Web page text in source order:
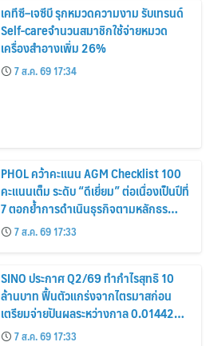
เคทีซี–เจซีบี รุกหมวดความงาม รับเทรนด์
Self-careจำนวนสมาชิกใช้จ่ายหมวด
เครื่องสำอางเพิ่ม 26%
7 ส.ค. 69 17:34
PHOL คว้าคะแนน AGM Checklist 100
คะแนนเต็ม ระดับ “ดีเยี่ยม” ต่อเนื่องเป็นปีที่
7 ตอกย้ำการดำเนินธุรกิจตามหลักธร
รมาภิบาล โปร่งใส สร้างความเชื่อมั่นผู้ถือ
หุ้น
7 ส.ค. 69 17:33
SINO ประกาศ Q2/69 ทำกำไรสุทธิ 10
ล้านบาท ฟื้นตัวแกร่งจากไตรมาสก่อน
เตรียมจ่ายปันผลระหว่างกาล 0.014423
บาทต่อหุ้น ครึ่งปีหลังมุ่งเติบโตต่อเนื่อง
7 ส.ค. 69 17:33